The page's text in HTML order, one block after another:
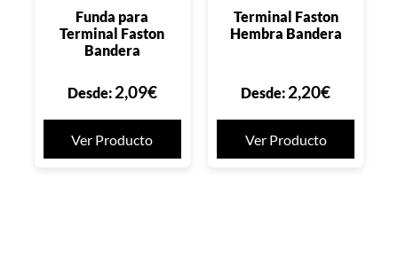
Funda para
Terminal Faston
Bandera
Desde: 2,09€
Ver Producto
Terminal Faston
Hembra Bandera
Desde: 2,20€
Ver Producto